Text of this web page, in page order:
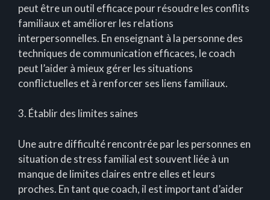
peut être un outil efficace pour résoudre les conflits
familiaux et améliorer les relations
interpersonnelles. En enseignant à la personne des
techniques de communication efficaces, le coach
peut l’aider à mieux gérer les situations
conflictuelles et à renforcer ses liens familiaux.
3. Établir des limites saines
Une autre difficulté rencontrée par les personnes en
situation de stress familial est souvent liée à un
manque de limites claires entre elles et leurs
proches. En tant que coach, il est important d’aider